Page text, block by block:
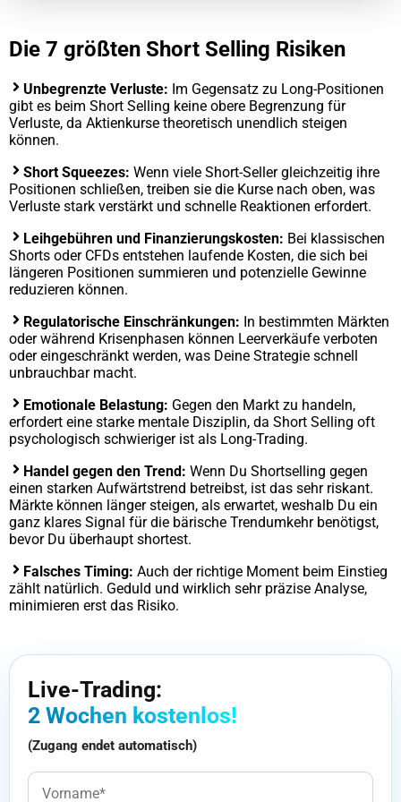
Die 7 größten Short Selling Risiken
Unbegrenzte Verluste: Im Gegensatz zu Long-Positionen
gibt es beim Short Selling keine obere Begrenzung für
Verluste, da Aktienkurse theoretisch unendlich steigen
können.
Short Squeezes: Wenn viele Short-Seller gleichzeitig ihre
Positionen schließen, treiben sie die Kurse nach oben, was
Verluste stark verstärkt und schnelle Reaktionen erfordert.
Leihgebühren und Finanzierungskosten: Bei klassischen
Shorts oder CFDs entstehen laufende Kosten, die sich bei
längeren Positionen summieren und potenzielle Gewinne
reduzieren können.
Regulatorische Einschränkungen: In bestimmten Märkten
oder während Krisenphasen können Leerverkäufe verboten
oder eingeschränkt werden, was Deine Strategie schnell
unbrauchbar macht.
Emotionale Belastung: Gegen den Markt zu handeln,
erfordert eine starke mentale Disziplin, da Short Selling oft
psychologisch schwieriger ist als Long-Trading.
Handel gegen den Trend: Wenn Du Shortselling gegen
einen starken Aufwärtstrend betreibst, ist das sehr riskant.
Märkte können länger steigen, als erwartet, weshalb Du ein
ganz klares Signal für die bärische Trendumkehr benötigst,
bevor Du überhaupt shortest.
Falsches Timing: Auch der richtige Moment beim Einstieg
zählt natürlich. Geduld und wirklich sehr präzise Analyse,
minimieren erst das Risiko.
Live-Trading:
2 Wochen kostenlos!
(Zugang endet automatisch)